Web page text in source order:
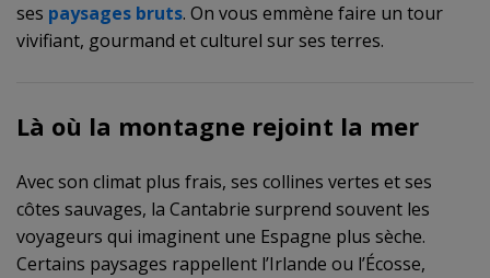
ses paysages bruts. On vous emmène faire un tour
vivifiant, gourmand et culturel sur ses terres.
Là où la montagne rejoint la mer
Avec son climat plus frais, ses collines vertes et ses
côtes sauvages, la Cantabrie surprend souvent les
voyageurs qui imaginent une Espagne plus sèche.
Certains paysages rappellent l’Irlande ou l’Écosse,